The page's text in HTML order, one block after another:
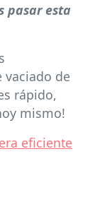
pasar esta
vaciado de
rápido,
mismo!
eficiente